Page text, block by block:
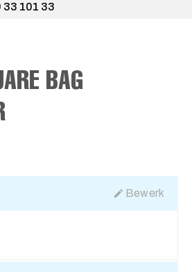
33 101 33
BAG
Bewerk